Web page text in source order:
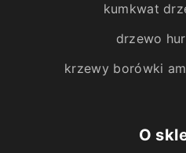
kumkwat
drzewo
krzewy borówki
O